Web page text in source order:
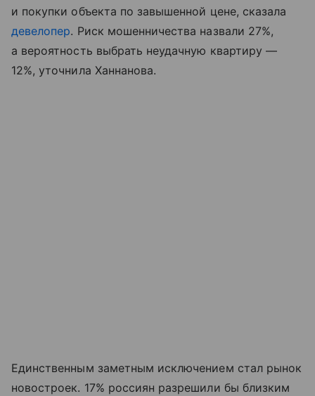
и покупки объекта по завышенной цене, сказала
девелопер. Риск мошенничества назвали 27%,
а вероятность выбрать неудачную квартиру —
12%, уточнила Ханнанова.
Единственным заметным исключением стал рынок
новостроек. 17% россиян разрешили бы близким